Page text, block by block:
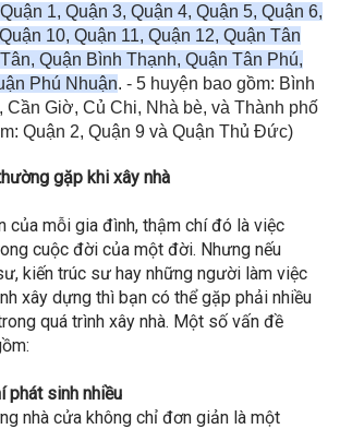
Quận 1, Quận 3, Quận 4, Quận 5, Quận 6,
10, Quận 11, Quận 12, Quận Tân
Quận Bình Thạnh, Quận Tân Phú,
Phú Nhuận. - 5 huyện bao gồm: Bình
Cần Giờ, Củ Chi, Nhà bè, và Thành phố
Quận 2, Quận 9 và Quận Thủ Đức)
gặp khi xây nhà
của mỗi gia đình, thậm chí đó là việc
cuộc đời của một đời. Nhưng nếu
kiến trúc sư hay những người làm việc
xây dựng thì bạn có thể gặp phải nhiều
quá trình xây nhà. Một số vấn đề
phát sinh nhiều
nhà cửa không chỉ đơn giản là một